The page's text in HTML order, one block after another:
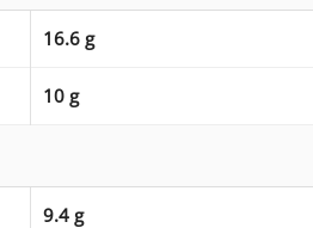
16.6 g
10 g
9.4 g